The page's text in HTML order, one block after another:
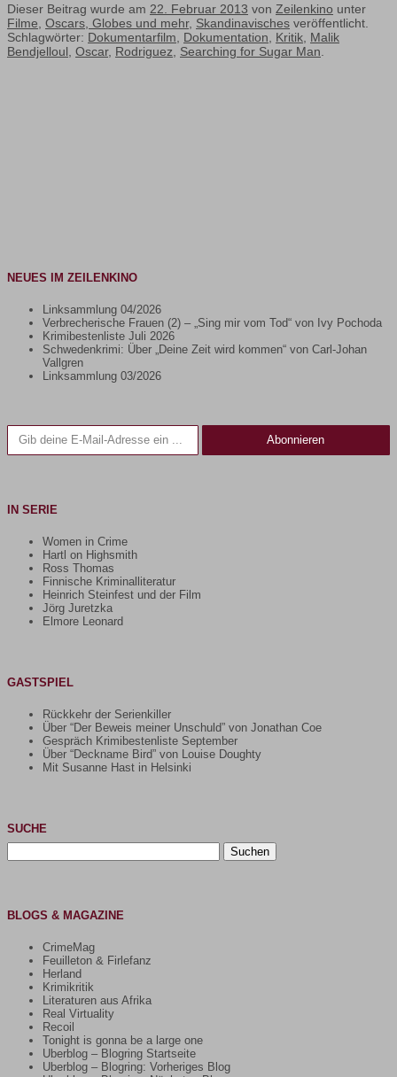
Dieser Beitrag wurde am 22. Februar 2013 von Zeilenkino unter
Filme, Oscars, Globes und mehr, Skandinavisches veröffentlicht.
Schlagwörter: Dokumentarfilm, Dokumentation, Kritik, Malik
Bendjelloul, Oscar, Rodriguez, Searching for Sugar Man.
NEUES IM ZEILENKINO
Linksammlung 04/2026
Verbrecherische Frauen (2) – „Sing mir vom Tod“ von Ivy Pochoda
Krimibestenliste Juli 2026
Schwedenkrimi: Über „Deine Zeit wird kommen“ von Carl-Johan
Vallgren
Linksammlung 03/2026
Gib deine E-Mail-Adresse ein ...
Abonnieren
IN SERIE
Women in Crime
Hartl on Highsmith
Ross Thomas
Finnische Kriminalliteratur
Heinrich Steinfest und der Film
Jörg Juretzka
Elmore Leonard
GASTSPIEL
Rückkehr der Serienkiller
Über “Der Beweis meiner Unschuld” von Jonathan Coe
Gespräch Krimibestenliste September
Über “Deckname Bird” von Louise Doughty
Mit Susanne Hast in Helsinki
SUCHE
Suchen
nach:
BLOGS & MAGAZINE
CrimeMag
Feuilleton & Firlefanz
Herland
Krimikritik
Literaturen aus Afrika
Real Virtuality
Recoil
Tonight is gonna be a large one
Uberblog – Blogring Startseite
Uberblog – Blogring: Vorheriges Blog